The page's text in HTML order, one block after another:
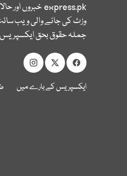
express.pkخبروں اور
وزٹ کی جانے والی ویب
جملہ حقوق بحق
ایکسپریس کے بارے میں